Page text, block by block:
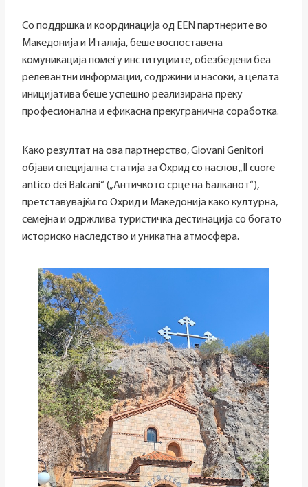
Со поддршка и координација од EEN партнерите во
Македонија и Италија, беше воспоставена
комуникација помеѓу институциите, обезбедени беа
релевантни информации, содржини и насоки, а целата
иницијатива беше успешно реализирана преку
професионална и ефикасна прекугранична соработка.
Како резултат на ова партнерство, Giovani Genitori
објави специјална статија за Охрид со наслов „Il cuore
antico dei Balcani“ („Античкото срце на Балканот“),
претставувајќи го Охрид и Македонија како културна,
семејна и одржлива туристичка дестинација со богато
историско наследство и уникатна атмосфера.